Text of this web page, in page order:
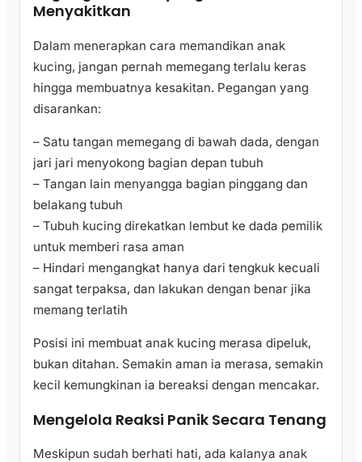
Menyakitkan
Dalam menerapkan cara memandikan anak
kucing, jangan pernah memegang terlalu keras
hingga membuatnya kesakitan. Pegangan yang
disarankan:
– Satu tangan memegang di bawah dada, dengan
jari jari menyokong bagian depan tubuh
– Tangan lain menyangga bagian pinggang dan
belakang tubuh
– Tubuh kucing direkatkan lembut ke dada pemilik
untuk memberi rasa aman
– Hindari mengangkat hanya dari tengkuk kecuali
sangat terpaksa, dan lakukan dengan benar jika
memang terlatih
Posisi ini membuat anak kucing merasa dipeluk,
bukan ditahan. Semakin aman ia merasa, semakin
kecil kemungkinan ia bereaksi dengan mencakar.
Mengelola Reaksi Panik Secara Tenang
Meskipun sudah berhati hati, ada kalanya anak